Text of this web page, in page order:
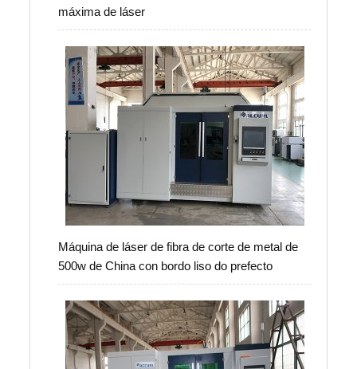
máxima de láser
Máquina de láser de fibra de corte de metal de
500w de China con bordo liso do prefecto